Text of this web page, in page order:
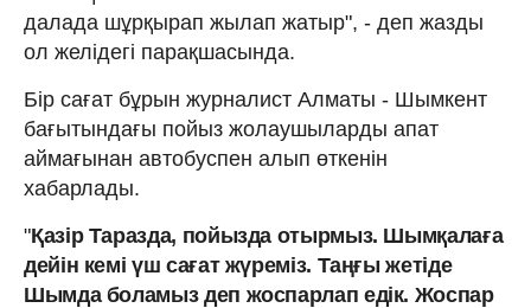
далада шұрқырап жылап жатыр", - деп жазды
ол желідегі парақшасында.
Бір сағат бұрын журналист Алматы - Шымкент
бағытындағы пойыз жолаушыларды апат
аймағынан автобуспен алып өткенін
хабарлады.
"Қазір Таразда, пойызда отырмыз. Шымқалаға
дейін кемі үш сағат жүреміз. Таңғы жетіде
Шымда боламыз деп жоспарлап едік. Жоспар